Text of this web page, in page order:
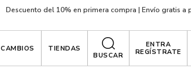
Descuento del 10% en primera compra | Envío gratis a
CAMBIOS
TIENDAS
BUSCAR
ENTRA
REGÍSTRATE